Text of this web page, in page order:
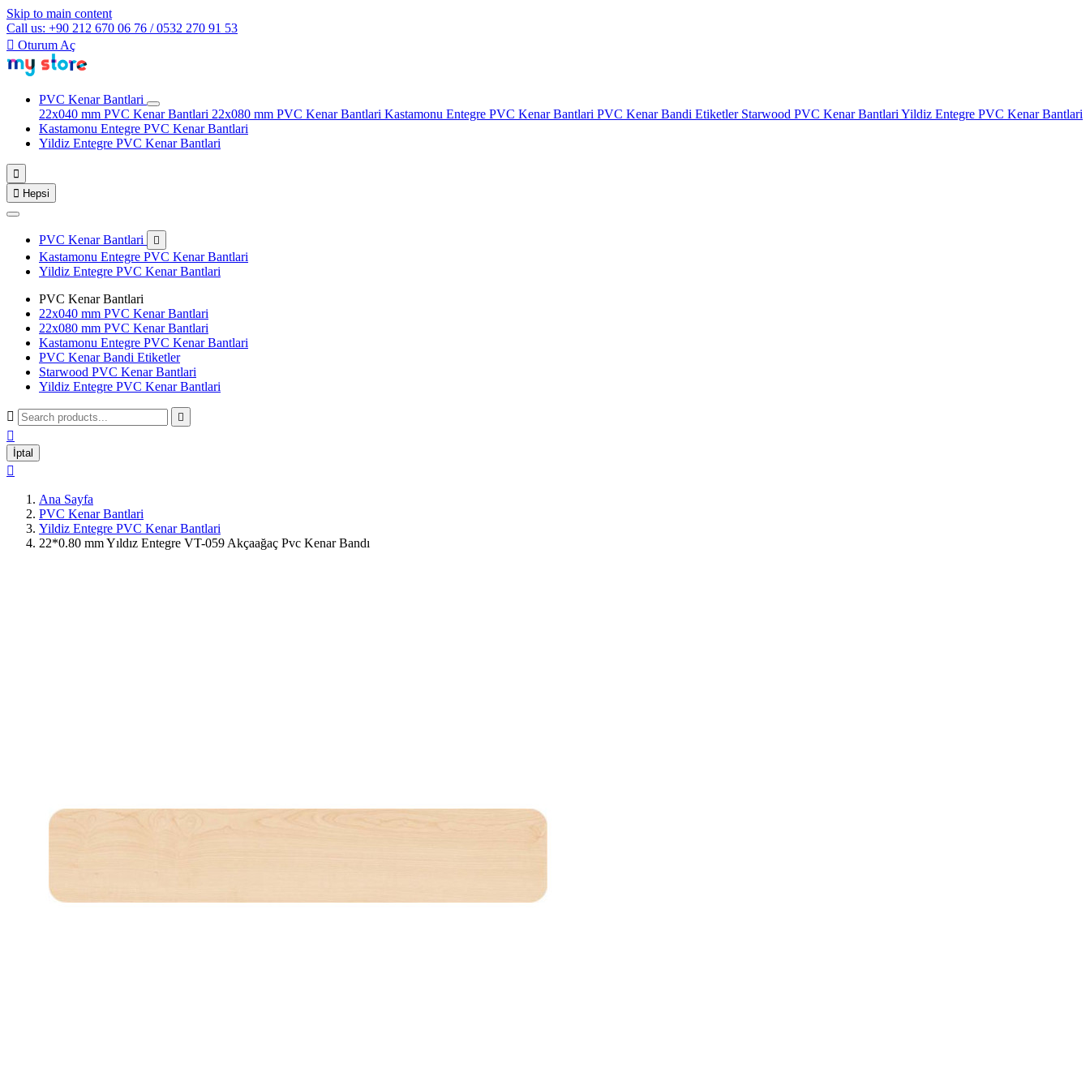
Skip to main content
Call us: +90 212 670 06 76 / 0532 270 91 53
 Oturum Aç
PVC Kenar Bantlari
22x040 mm PVC Kenar Bantlari 22x080 mm PVC Kenar Bantlari Kastamonu Entegre PVC Kenar Bantlari PVC Kenar Bandi Etiketler Starwood PVC Kenar Bantlari Yildiz Entegre PVC Kenar Bantlari
Kastamonu Entegre PVC Kenar Bantlari
Yildiz Entegre PVC Kenar Bantlari

 Hepsi
PVC Kenar Bantlari 
Kastamonu Entegre PVC Kenar Bantlari
Yildiz Entegre PVC Kenar Bantlari
PVC Kenar Bantlari
22x040 mm PVC Kenar Bantlari
22x080 mm PVC Kenar Bantlari
Kastamonu Entegre PVC Kenar Bantlari
PVC Kenar Bandi Etiketler
Starwood PVC Kenar Bantlari
Yildiz Entegre PVC Kenar Bantlari
 

İptal

Ana Sayfa
PVC Kenar Bantlari
Yildiz Entegre PVC Kenar Bantlari
22*0.80 mm Yıldız Entegre VT-059 Akçaağaç Pvc Kenar Bandı